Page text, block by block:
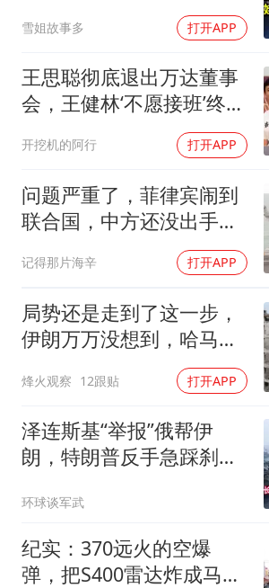
夯实基础开新局
姓迁户口全家懵了！
雪姐故事多 打开APP
王思聪彻底退出万达董事
会，王健林‘不愿接班’终究
开挖机的阿行 打开APP
问题严重了，菲律宾闹到
联合国，中方还没出手，
记得那片海辛 打开APP
局势还是走到了这一步，
伊朗万万没想到，哈马斯
烽火观察 12跟贴 打开APP
泽连斯基“举报”俄帮伊
朗，特朗普反手急踩刹
环球谈军武
纪实：370远火的空爆
弹，把S400雷达炸成马蜂